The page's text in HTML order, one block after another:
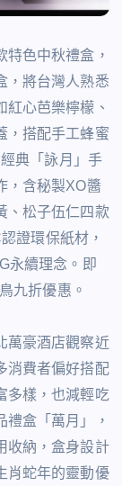
色中秋禮盒，
，將台灣人熟悉
心芭樂檸檬、
，搭配手工蜂蜜
典「詠月」手
，含秘製XO醬
、松子伍仁四款
證環保紙材，
永續理念。即
九折優惠。
萬豪酒店觀察近
消費者偏好搭配
多樣，也減輕吃
盒「萬月」，
收納，盒身設計
肖蛇年的靈動優